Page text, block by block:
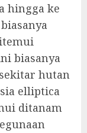
hingga ke
biasanya
hutan
elliptica
ditanam